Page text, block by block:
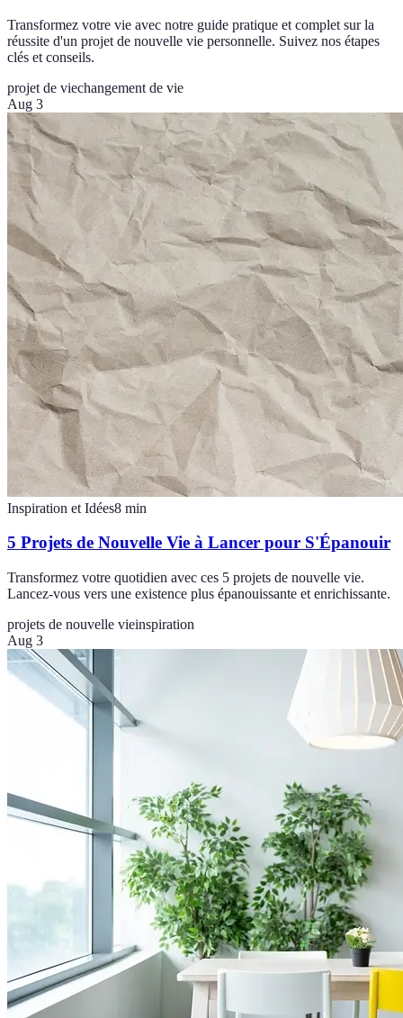
Transformez votre vie avec notre guide pratique et complet sur la
réussite d'un projet de nouvelle vie personnelle. Suivez nos étapes
clés et conseils.
projet de viechangement de vie
Aug 3
Inspiration et Idées8 min
5 Projets de Nouvelle Vie à Lancer pour S'Épanouir
Transformez votre quotidien avec ces 5 projets de nouvelle vie.
Lancez-vous vers une existence plus épanouissante et enrichissante.
projets de nouvelle vieinspiration
Aug 3